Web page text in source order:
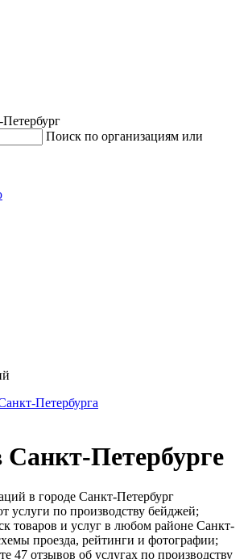
Поиск по организациям или
Петербурга
Петербурге
в городе Санкт-Петербург
услуги по производству бейджей;
товаров и услуг в любом районе Санкт-
проезда, рейтинги и фотографии;
47 отзывов об услугах по производству